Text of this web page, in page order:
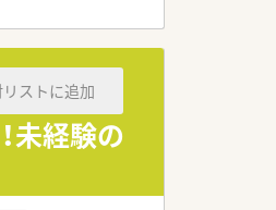
未経験の
ストに追加